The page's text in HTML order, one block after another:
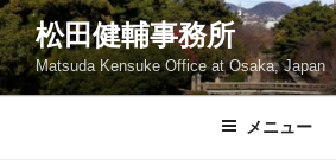
コ
ン
テ
ン
松田健輔事務所
Matsuda Kensuke Office at Osaka, Japan
メニュー